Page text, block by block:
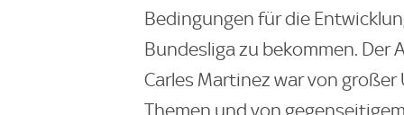
Bedingungen für die
Bundesliga zu bekommen. Der
Carles Martinez war von
Themen und von